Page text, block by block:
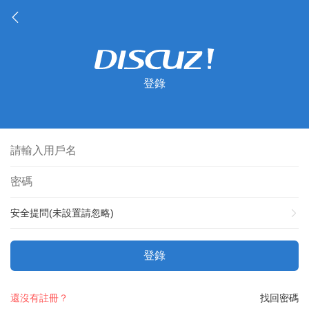
登錄
安全提問(未設置請忽略)
登錄
找回密碼
還沒有註冊？